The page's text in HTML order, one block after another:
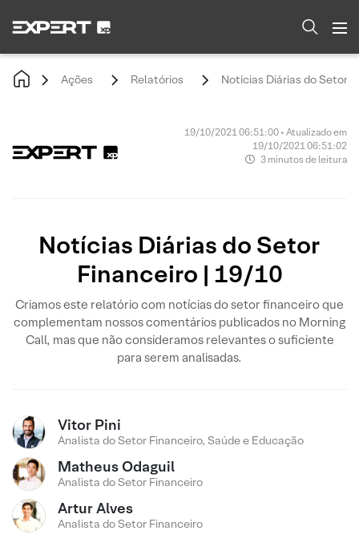
Ações Relatórios Notícias Diárias do Setor
19/10/2021 06:51:00 • Atualizado em
19/10/2021 06:51:02
3 minutos de leitura
Notícias Diárias do Setor
Financeiro | 19/10
Criamos este relatório com notícias do setor financeiro que
complementam nossos comentários publicados no Morning
Call, mas que não consideramos relevantes o suficiente
para serem analisadas.
Vitor Pini
Analista do Setor Financeiro, Saúde e Educação
Matheus Odaguil
Analista do Setor Financeiro
Artur Alves
Analista do Setor Financeiro